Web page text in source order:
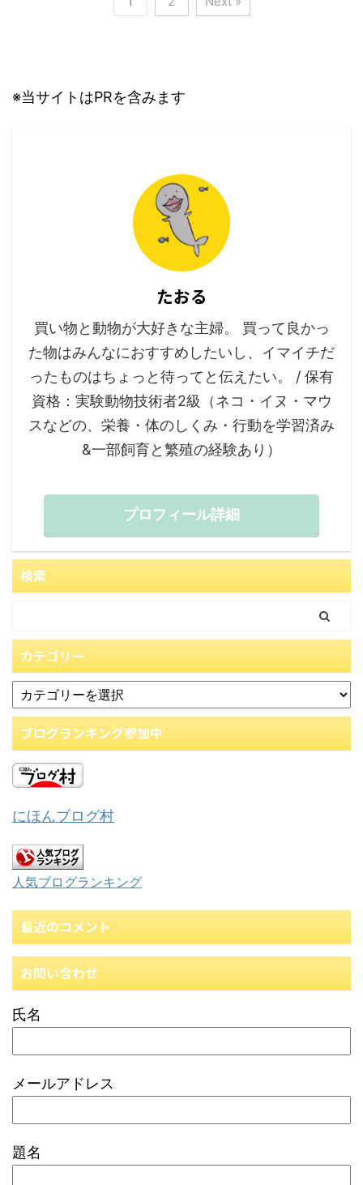
※当サイトはPRを含みます
たおる
買い物と動物が大好きな主婦。 買って良かっ
た物はみんなにおすすめしたいし、イマイチだ
ったものはちょっと待ってと伝えたい。 / 保有
資格：実験動物技術者2級（ネコ・イヌ・マウ
スなどの、栄養・体のしくみ・行動を学習済み
&一部飼育と繁殖の経験あり）
プロフィール詳細
検索
カテゴリー
ブログランキング参加中
にほんブログ村
人気ブログランキング
最近のコメント
お問い合わせ
氏名
メールアドレス
題名